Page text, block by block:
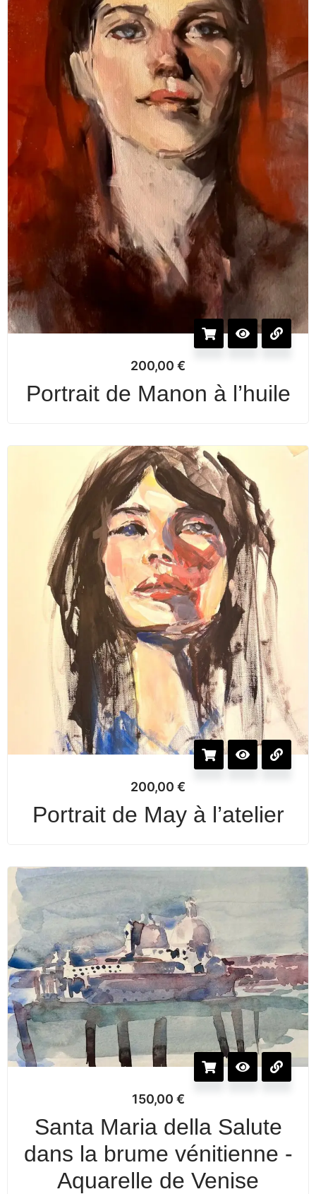
200,00 €
Portrait de Manon à l’huile
200,00 €
Portrait de May à l’atelier
150,00 €
Santa Maria della Salute
dans la brume vénitienne -
Aquarelle de Venise